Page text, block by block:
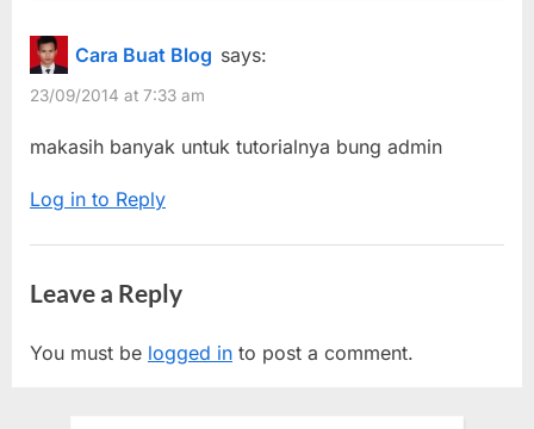
Cara Buat Blog says:
23/09/2014 at 7:33 am
makasih banyak untuk tutorialnya bung admin
Log in to Reply
Leave a Reply
You must be logged in to post a comment.